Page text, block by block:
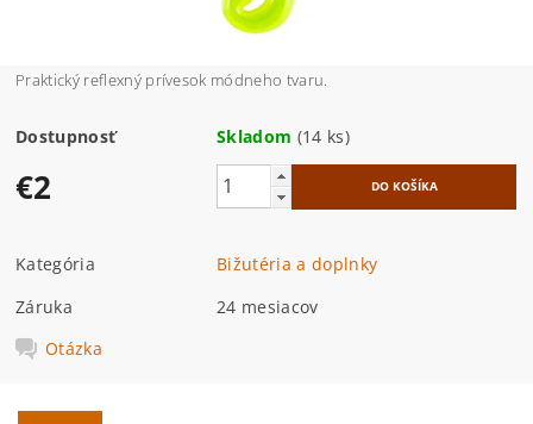
Praktický reflexný prívesok módneho tvaru.
Dostupnosť Skladom (14 ks)
€2
Kategória
Bižutéria a doplnky
Záruka
24 mesiacov
Otázka